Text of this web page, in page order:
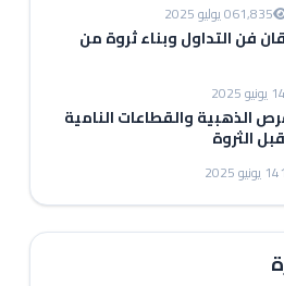
1,83506 يوليو 2025
فن التداول وبناء ثروة من
14 يونيو 2025
الذهبية والقطاعات النامية
الثروة
14 يونيو 2025